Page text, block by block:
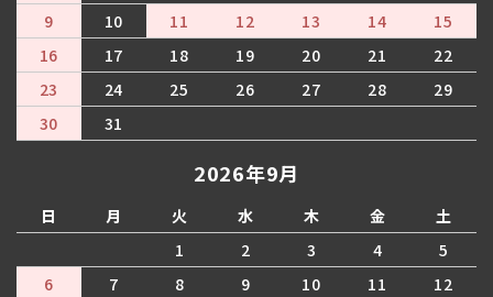
9
10 11 12 13 14
15
16
17 18 19 20 21
22
23
24 25 26 27 28
29
30
31
2026年9月
日 月 火 水 木 金
土
1
2 3 4
5
6
7 8 9 10 11
12